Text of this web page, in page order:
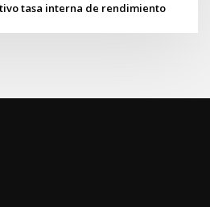
tasa interna de rendimiento